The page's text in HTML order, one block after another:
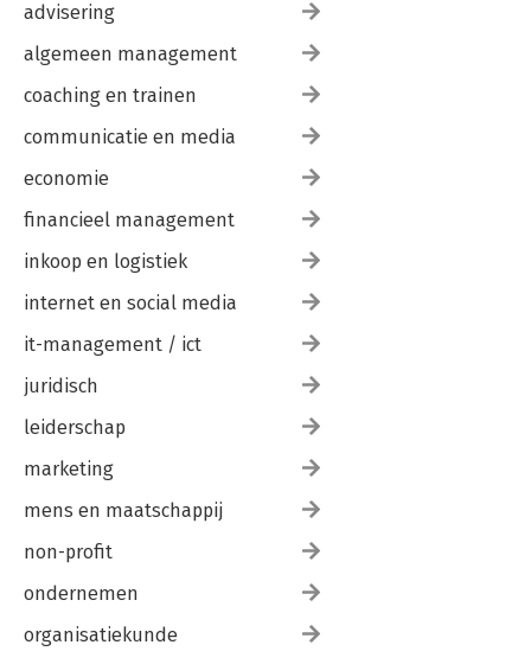
advisering
algemeen management
coaching en trainen
communicatie en media
economie
financieel management
inkoop en logistiek
internet en social media
it-management / ict
juridisch
leiderschap
marketing
mens en maatschappij
non-profit
ondernemen
organisatiekunde